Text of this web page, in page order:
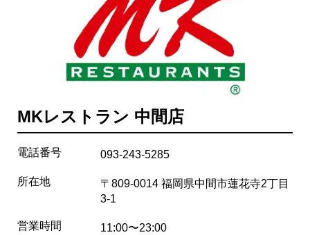
MKレストラン 中間店
電話番号 093-243-5285
所在地
〒809-0014 福岡県中間市蓮花寺2丁目
3-1
営業時間
11:00〜23:00